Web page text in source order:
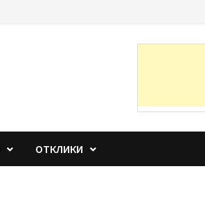
ОТКЛИКИ